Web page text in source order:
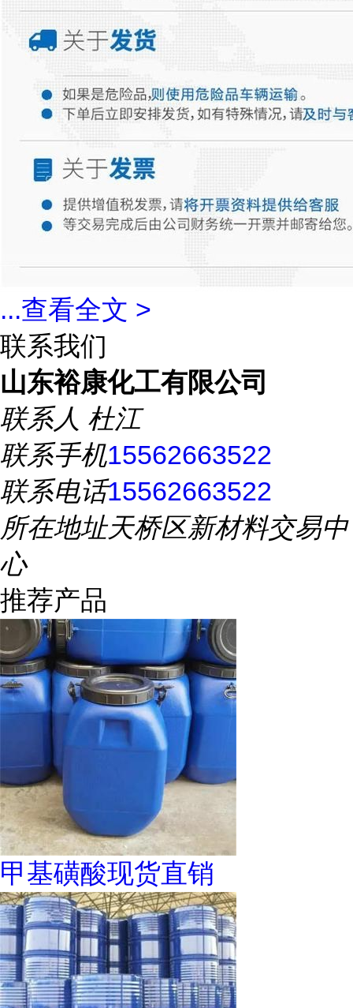
...查看全文 >
联系我们
山东裕康化工有限公司
联系人 杜江
联系手机15562663522
联系电话15562663522
所在地址天桥区新材料交易中
心
推荐产品
甲基磺酸现货直销